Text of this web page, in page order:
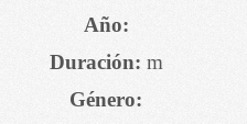
Año:
Duración: m
Género: